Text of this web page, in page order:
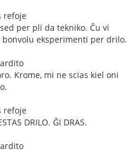
refoje
per pli da tekniko. Ĉu vi
eksperimenti per drilo.
Krome, mi ne scias kiel oni
refoje
DRILO. ĜI DRAS.